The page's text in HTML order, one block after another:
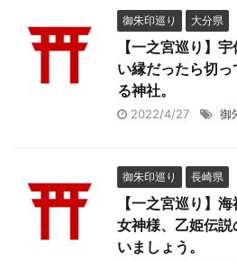
御朱印巡り 大分県
【一之宮巡り】
い縁だったら切
る神社。
2022/4/27 御
御朱印巡り 長崎県
【一之宮巡り】
女神様、乙姫伝
いましょう。